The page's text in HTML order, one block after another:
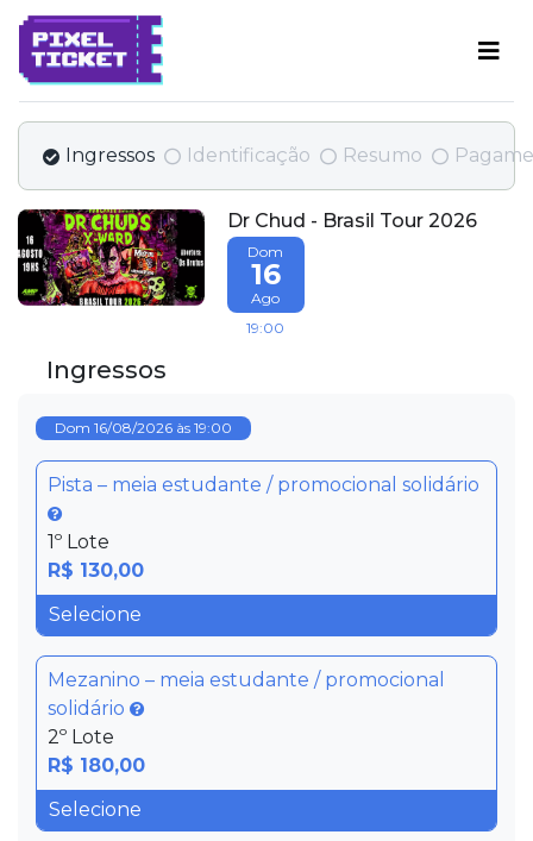
Ingressos Identificação Resumo
Dr Chud - Brasil Tour 2026
Dom
16
Ago
19:00
Ingressos
Dom 16/08/2026 às 19:00
Pista – meia estudante / promocional solidário
1º Lote
R$ 130,00
Mezanino – meia estudante / promocional
solidário
2º Lote
R$ 180,00